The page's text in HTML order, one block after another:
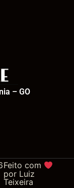
– GO
Feito com
por Luiz
Teixeira